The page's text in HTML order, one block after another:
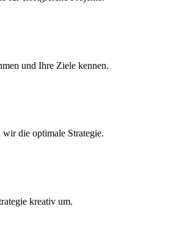
und Ihre Ziele kennen.
die optimale Strategie.
kreativ um.